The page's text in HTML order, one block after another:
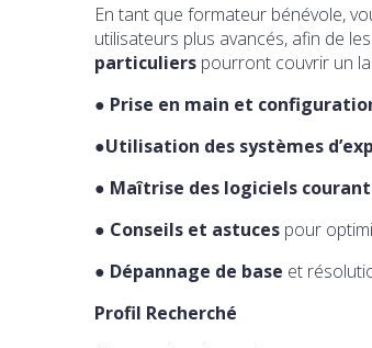
En tant que formateur bénévole,
utilisateurs plus avancés, afin de
particuliers pourront couvrir un
● Prise en main et
●Utilisation des systèmes
● Maîtrise des logiciels
● Conseils et astuces pour
● Dépannage de base et
Profil Recherché